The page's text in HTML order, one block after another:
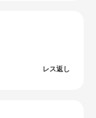
レス返し